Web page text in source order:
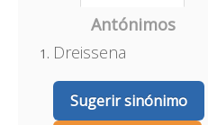
Antónimos
Dreissena
Sugerir sinónimo